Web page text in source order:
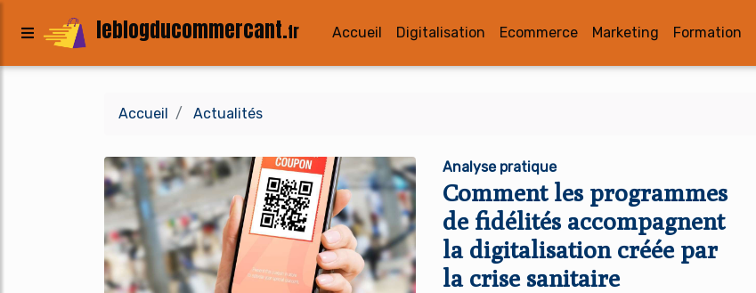
leblogducommercant.fr Accueil Digitalisation Ecommerce Marketing Formation
Accueil Actualités
Analyse pratique
Comment les programmes
de fidélités accompagnent
la digitalisation créée par
la crise sanitaire